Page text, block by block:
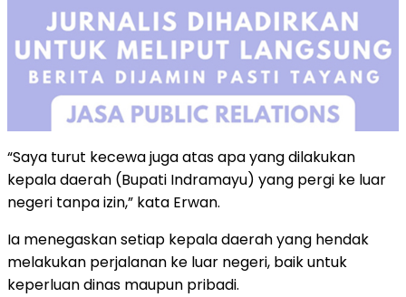
“Saya turut kecewa juga atas apa yang dilakukan
kepala daerah (Bupati Indramayu) yang pergi ke luar
negeri tanpa izin,” kata Erwan.
Ia menegaskan setiap kepala daerah yang hendak
melakukan perjalanan ke luar negeri, baik untuk
keperluan dinas maupun pribadi.